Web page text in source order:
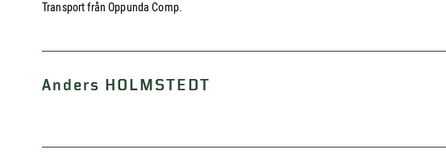
Transport från Oppunda Comp.
Anders HOLMSTEDT